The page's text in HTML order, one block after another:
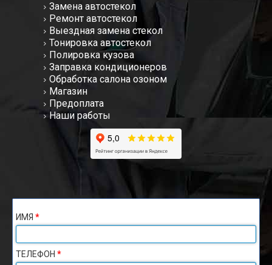
Замена автостекол
Ремонт автостекол
Выездная замена стекол
Тонировка автостекол
Полировка кузова
Заправка кондиционеров
Обработка салона озоном
Магазин
Предоплата
Наши работы
ИМЯ *
ТЕЛЕФОН *